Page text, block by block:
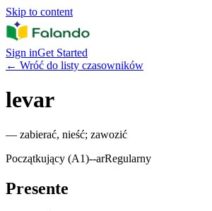
Skip to content
Sign inGet Started
← Wróć do listy czasowników
levar
— zabierać, nieść; zawozić
Początkujący (A1)--arRegularny
Presente